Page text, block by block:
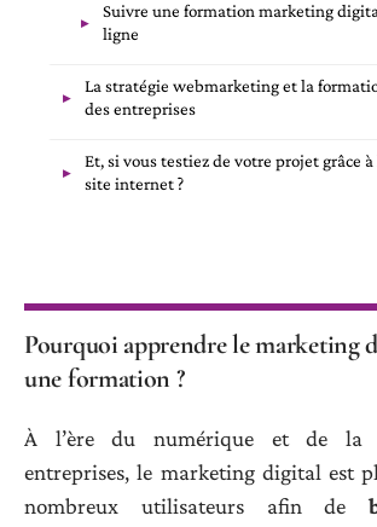
Suivre une formation marketing
ligne
La stratégie webmarketing et la
des entreprises
Et, si vous testiez de votre projet grâce
site internet ?
Pourquoi apprendre le marketing
une formation ?
À l’ère du numérique et de la
entreprises, le marketing digital est
nombreux utilisateurs afin de